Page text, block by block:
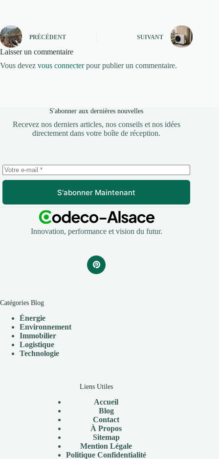
PRÉCÉDENT SUIVANT
Laisser un commentaire
Vous devez vous connecterpour publier un commentaire.
S'abonner aux dernières nouvelles
Recevez nos derniers articles, nos conseils et nos idées
directement dans votre boîte de réception.
S'abonner Maintenant
Innovation, performance et vision du futur.
Catégories Blog
Énergie
Environnement
Immobilier
Logistique
Technologie
Liens Utiles
Accueil
Blog
Contact
À Propos
Sitemap
Mention Légale
Politique Confidentialité